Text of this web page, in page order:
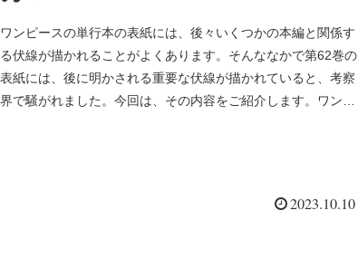
ワンピースの単行本の表紙には、後々いくつかの本編と関係す
る伏線が描かれることがよくあります。そんななかで第62巻の
表紙には、後に明かされる重要な伏線が描かれていると、考察
界で騒がれました。今回は、その内容をご紹介します。ワンピ
2023.10.10